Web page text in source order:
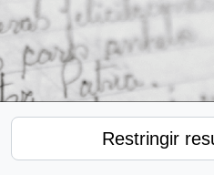
Restringir